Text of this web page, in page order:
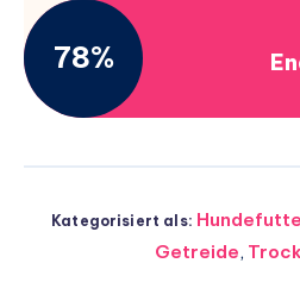
78%
Kategorisiert als:
Getreide,